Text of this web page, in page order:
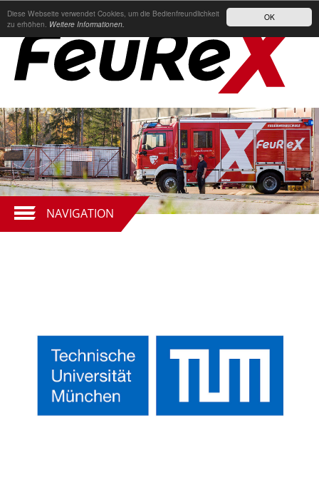
OK
Diese Webseite verwendet Cookies, um die Bedienfreundlichkeit
zu erhöhen. Weitere Informationen.
NAVIGATION